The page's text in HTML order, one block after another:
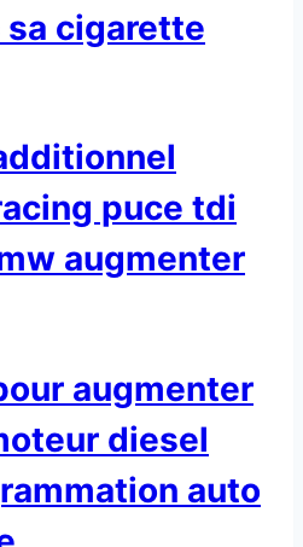
sa cigarette
puce tdi
augmenter
augmenter
diesel
auto